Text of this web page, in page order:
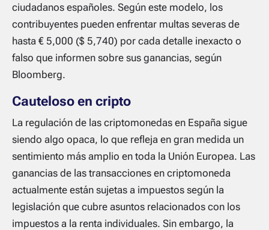
ciudadanos españoles. Según este modelo, los
contribuyentes pueden enfrentar multas severas de
hasta € 5,000 ($ 5,740) por cada detalle inexacto o
falso que informen sobre sus ganancias, según
Bloomberg.
Cauteloso en cripto
La regulación de las criptomonedas en España sigue
siendo algo opaca, lo que refleja en gran medida un
sentimiento más amplio en toda la Unión Europea. Las
ganancias de las transacciones en criptomoneda
actualmente están sujetas a impuestos según la
legislación que cubre asuntos relacionados con los
impuestos a la renta individuales. Sin embargo, la